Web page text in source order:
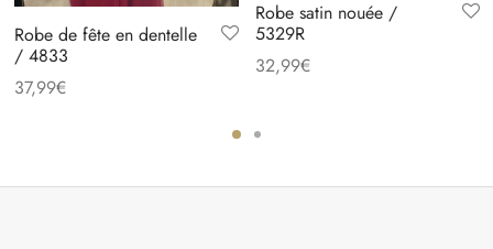
Robe de fête en dentelle
/ 4833
37,99€
Robe satin nouée /
5329R
32,99€